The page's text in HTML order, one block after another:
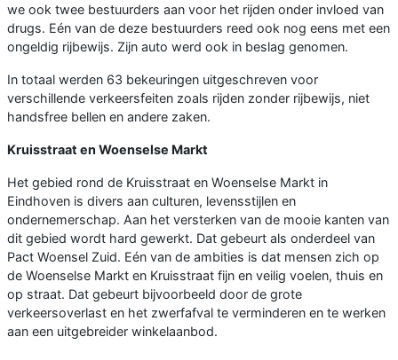
we ook twee bestuurders aan voor het rijden onder invloed van
drugs. Eén van de deze bestuurders reed ook nog eens met een
ongeldig rijbewijs. Zijn auto werd ook in beslag genomen.
In totaal werden 63 bekeuringen uitgeschreven voor
verschillende verkeersfeiten zoals rijden zonder rijbewijs, niet
handsfree bellen en andere zaken.
Kruisstraat en Woenselse Markt
Het gebied rond de Kruisstraat en Woenselse Markt in
Eindhoven is divers aan culturen, levensstijlen en
ondernemerschap. Aan het versterken van de mooie kanten van
dit gebied wordt hard gewerkt. Dat gebeurt als onderdeel van
Pact Woensel Zuid. Eén van de ambities is dat mensen zich op
de Woenselse Markt en Kruisstraat fijn en veilig voelen, thuis en
op straat. Dat gebeurt bijvoorbeeld door de grote
verkeersoverlast en het zwerfafval te verminderen en te werken
aan een uitgebreider winkelaanbod.